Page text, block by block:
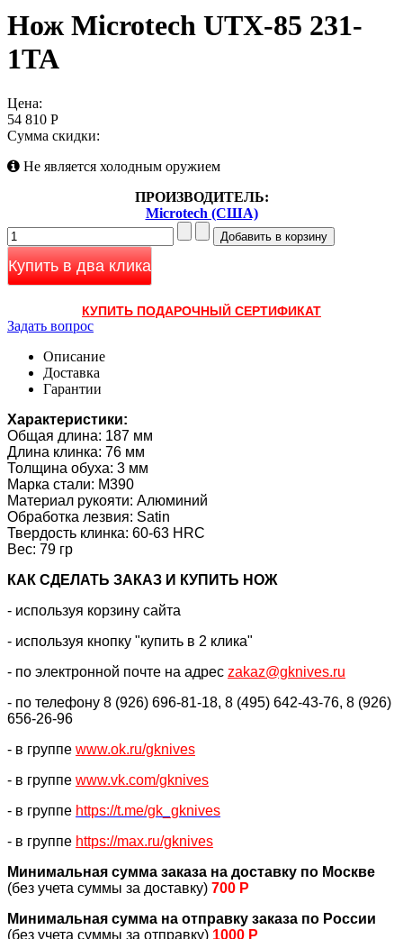
Нож Microtech UTX-85 231-
1TA
Цена:
54 810 Р
Сумма скидки:
Не является холодным оружием
ПРОИЗВОДИТЕЛЬ:
Microtech (США)
Купить в два клика
КУПИТЬ ПОДАРОЧНЫЙ СЕРТИФИКАТ
Задать вопрос
Описание
Доставка
Гарантии
Характеристики:
Общая длина: 187 мм
Длина клинка: 76 мм
Толщина обуха: 3 мм
Марка стали: M390
Материал рукояти: Алюминий
Обработка лезвия: Satin
Твердость клинка: 60-63 HRC
Вес: 79 гр
КАК CДЕЛАТЬ ЗАКАЗ И КУПИТЬ НОЖ
- используя корзину сайта
- используя кнопку "купить в 2 клика"
- по электронной почте на адрес zakaz@gknives.ru
- по телефону 8 (926) 696-81-18, 8 (495) 642-43-76, 8 (926)
656-26-96
- в группе www.ok.ru/gknives
- в группе www.vk.com/gknives
- в группе https://t.me/gk_gknives
- в группе https://max.ru/gknives
Минимальная сумма заказа на доставку по Москве
(без учета суммы за доставку) 700 Р
Минимальная сумма на отправку заказа по России
(без учета суммы за отправку) 1000 Р